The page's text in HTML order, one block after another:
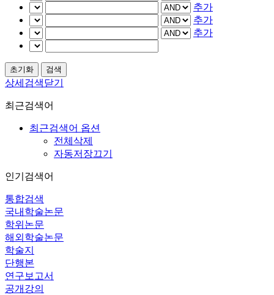
추가
추가
추가
상세검색닫기
최근검색어
최근검색어 옵션
전체삭제
자동저장끄기
인기검색어
통합검색
국내학술논문
학위논문
해외학술논문
학술지
단행본
연구보고서
공개강의